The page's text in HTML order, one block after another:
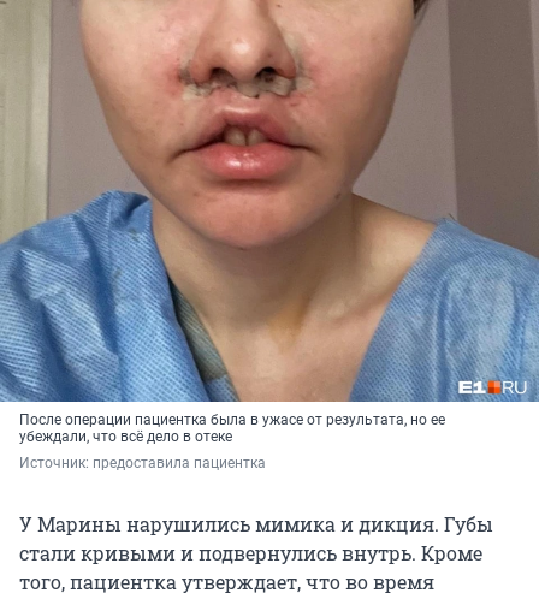
После операции пациентка была в ужасе от результата, но ее
убеждали, что всё дело в отеке
Источник: предоставила пациентка
У Марины нарушились мимика и дикция. Губы
стали кривыми и подвернулись внутрь. Кроме
того, пациентка утверждает, что во время